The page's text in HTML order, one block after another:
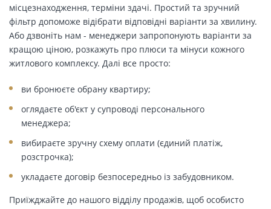
місцезнаходження, терміни здачі. Простий та зручний
фільтр допоможе відібрати відповідні варіанти за хвилину.
Або дзвоніть нам - менеджери запропонують варіанти за
кращою ціною, розкажуть про плюси та мінуси кожного
житлового комплексу. Далі все просто:
ви бронюєте обрану квартиру;
оглядаєте об'єкт у супроводі персонального
менеджера;
вибираєте зручну схему оплати (єдиний платіж,
розстрочка);
укладаєте договір безпосередньо із забудовником.
Приїжджайте до нашого відділу продажів, щоб особисто